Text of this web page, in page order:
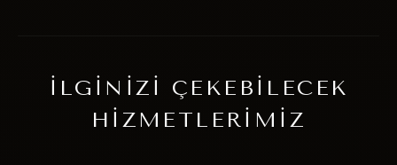
İLGINIZI ÇEKEBILECEK
HIZMETLERIMIZ